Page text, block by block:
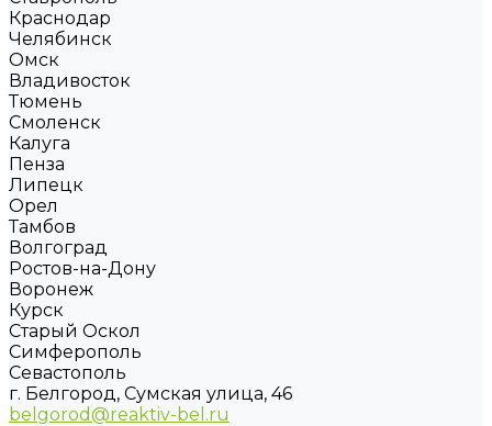
Краснодар
Челябинск
Омск
Владивосток
Тюмень
Смоленск
Калуга
Пенза
Липецк
Орел
Тамбов
Волгоград
Ростов-на-Дону
Воронеж
Курск
Старый Оскол
Симферополь
Севастополь
г. Белгород, Сумская улица, 46
belgorod@reaktiv-bel.ru